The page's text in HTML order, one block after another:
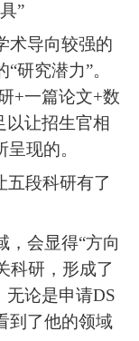
”
导向较强的
研究潜力”。
+一篇论文+数
以让招生官相
现的。
段科研有了
会显得“方向
科研，形成了
无论是申请DS
到了他的领域